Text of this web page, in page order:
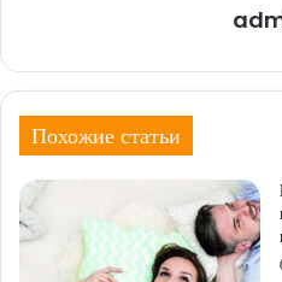
Похожие статьи